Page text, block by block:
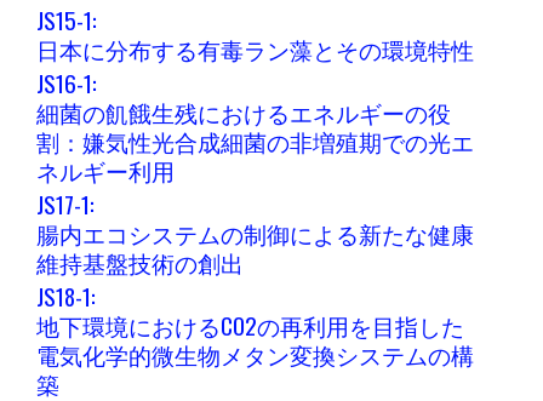
JS15-1:
日本に分布する有毒ラン藻とその環境特性
JS16-1:
細菌の飢餓生残におけるエネルギーの役
割：嫌気性光合成細菌の非増殖期での光エ
ネルギー利用
JS17-1:
腸内エコシステムの制御による新たな健康
維持基盤技術の創出
JS18-1:
地下環境におけるCO2の再利用を目指した
電気化学的微生物メタン変換システムの構
築